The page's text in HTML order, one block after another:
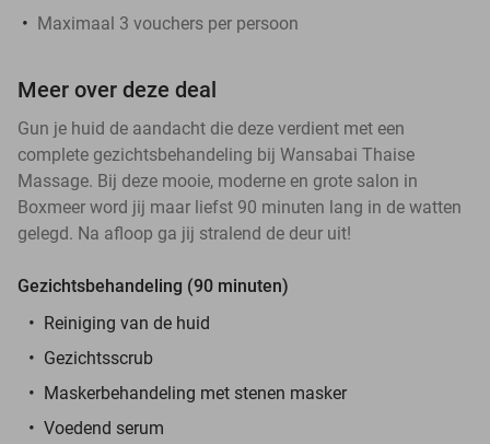
Maximaal 3 vouchers per persoon
Meer over deze deal
Gun je huid de aandacht die deze verdient met een
complete gezichtsbehandeling bij Wansabai Thaise
Massage. Bij deze mooie, moderne en grote salon in
Boxmeer word jij maar liefst 90 minuten lang in de watten
gelegd. Na afloop ga jij stralend de deur uit!
Gezichtsbehandeling (90 minuten)
Reiniging van de huid
Gezichtsscrub
Maskerbehandeling met stenen masker
Voedend serum